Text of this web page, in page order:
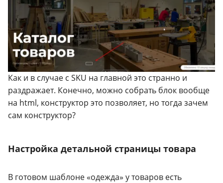
Как и в случае с SKU на главной это странно и
раздражает. Конечно, можно собрать блок вообще
на html, конструктор это позволяет, но тогда зачем
сам конструктор?
Настройка детальной страницы товара
В готовом шаблоне «одежда» у товаров есть